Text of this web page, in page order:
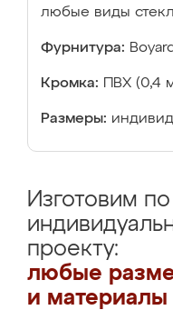
любые виды
Фурнитура:
Кромка: ПВХ (0,4
Размеры:
Изготовим по
проекту:
любые
и материалы